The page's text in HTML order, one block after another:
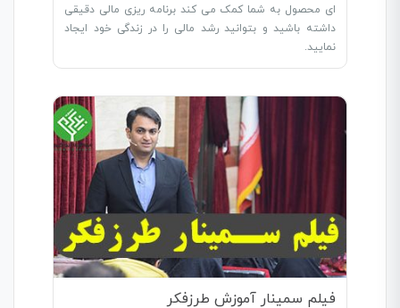
ای محصول به شما کمک می کند برنامه ریزی مالی دقیقی
داشته باشید و بتوانید رشد مالی را در زندگی خود ایجاد
نمایید.
فیلم سمینار آموزش طرزفکر